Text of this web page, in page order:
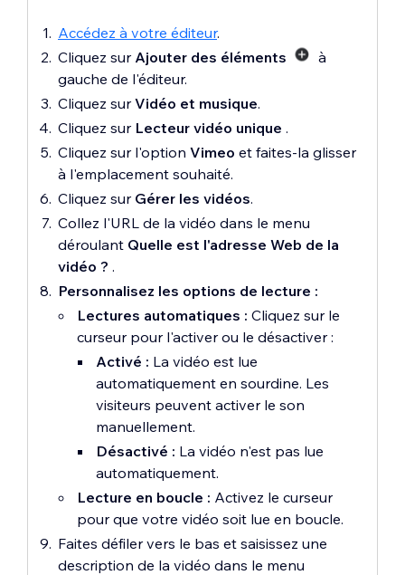
Accédez à votre éditeur.
Cliquez sur Ajouter des éléments
à
gauche de l'éditeur.
Cliquez surVidéo et musique.
Cliquez sur Lecteur vidéo unique .
Cliquez sur l'option Vimeo et faites-la glisser
à l'emplacement souhaité.
Cliquez sur Gérer les vidéos.
Collez l'URL de la vidéo dans le menu
déroulant Quelle est l'adresse Web de la
vidéo ? .
Personnalisez les options de lecture :
Lectures automatiques : Cliquez sur le
curseur pour l'activer ou le désactiver :
Activé : La vidéo est lue
automatiquement en sourdine. Les
visiteurs peuvent activer le son
manuellement.
Désactivé : La vidéo n'est pas lue
automatiquement.
Lecture en boucle : Activez le curseur
pour que votre vidéo soit lue en boucle.
Faites défiler vers le bas et saisissez une
description de la vidéo dans le menu